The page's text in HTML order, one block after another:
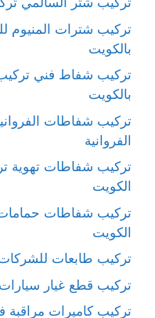
تركيب شترات المنيوم
بالكويت
تركيب شفاط فني
بالكويت
تركيب شفاطات
الفروانية
تركيب شفاطات تهوية
الكويت
تركيب شفاطات
الكويت
تركيب طابعات
تركيب قطع غيار